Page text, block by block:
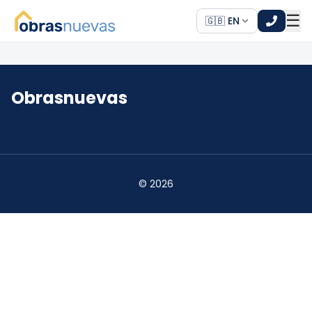
🇬🇧 EN ☰
Obrasnuevas
© 2026